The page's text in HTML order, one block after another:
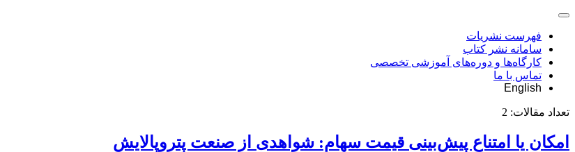
فهرست نشریات
سامانه نشر کتاب
کارگاه‌ها و دوره‌های آموزشی تخصصی
تماس با ما
English
تعداد مقالات: 2
امکان یا امتناع پیش‌بینی قیمت سهام: شواهدی از صنعت پتروپالایش